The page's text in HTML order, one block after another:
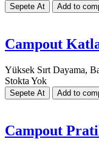
Campout
Yüksek Sırt Dayama,
Stokta Yok
Campout